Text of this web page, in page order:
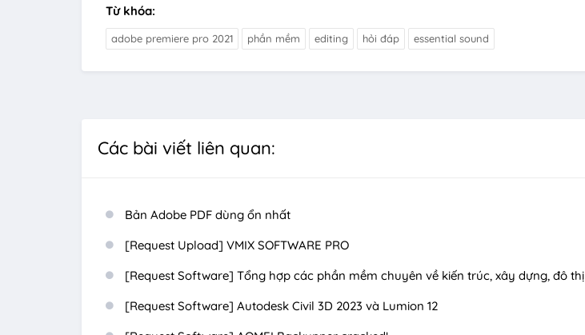
Từ khóa:
adobe premiere pro 2021 phần mềm editing hỏi đáp essential sound
Các bài viết liên quan:
Bản Adobe PDF dùng ổn nhất
[Request Upload] VMIX SOFTWARE PRO
[Request Software] Tổng hợp các phần mềm chuyên về kiến trúc, xây dựng, đô thị
[Request Software] Autodesk Civil 3D 2023 và Lumion 12